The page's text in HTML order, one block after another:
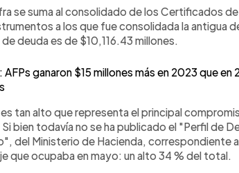
se suma al consolidado de los Certificados
a los que fue consolidada la antigua
deuda es de $10,116.43 millones.
AFPs ganaron $15 millones más en 2023 que
tan alto que representa el principal
Si bien todavía no se ha publicado el "Perfil de
del Ministerio de Hacienda, correspondiente
que ocupaba en mayo: un alto 34 % del total.